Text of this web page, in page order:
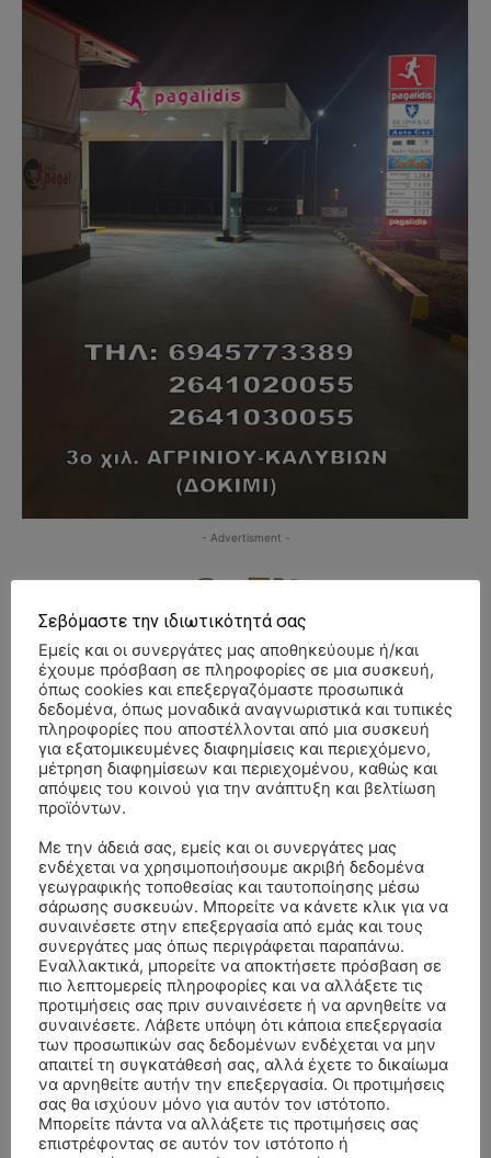
- Advertisment -
ΣΥΛΛΥΠΗΤΗΡΙΑ ΜΗΝΥΜΑΤΑ
ΠΑΝΑΓΙΩΤΗΣ IΩΑΚΕΙΜΙΔΗΣεπίΚΗΔΕΙΑ – ΔΕΥΤΕΡΑ 3/8/2026 –
ΣΠΥΡΙΔΟΥΛΑ Γ. ΣΕΪΤΑΝΙΔΟΥ ΕΤΩΝ 91
Αγγελική ΘωμουεπίΚΗΔΕΙΑ – ΔΕΥΤΕΡΑ 3/8/2026 – ΔΗΜΗΤΡΙΟΣ Σ.
ΤΣΙΛΙΚΗΣ ΕΤΩΝ 79
Δημήτριος ΔάτσικαςεπίΚΗΔΕΙΑ – ΠΑΡΑΣΚΕΥΗ 31/7/2026 –
ΚΩΝΣΤΑΝΤΙΝΟΣ Ε. ΛΑΙΜΟΔΕΤΗΣ ΕΤΩΝ 27
Σεβόμαστε την ιδιωτικότητά σας
Εμείς και οι συνεργάτες μας αποθηκεύουμε ή/και
έχουμε πρόσβαση σε πληροφορίες σε μια συσκευή,
όπως cookies και επεξεργαζόμαστε προσωπικά
δεδομένα, όπως μοναδικά αναγνωριστικά και τυπικές
πληροφορίες που αποστέλλονται από μια συσκευή
για εξατομικευμένες διαφημίσεις και περιεχόμενο,
μέτρηση διαφημίσεων και περιεχομένου, καθώς και
απόψεις του κοινού για την ανάπτυξη και βελτίωση
προϊόντων.
Με την άδειά σας, εμείς και οι συνεργάτες μας
ενδέχεται να χρησιμοποιήσουμε ακριβή δεδομένα
γεωγραφικής τοποθεσίας και ταυτοποίησης μέσω
σάρωσης συσκευών. Μπορείτε να κάνετε κλικ για να
συναινέσετε στην επεξεργασία από εμάς και τους
συνεργάτες μας όπως περιγράφεται παραπάνω.
Εναλλακτικά, μπορείτε να αποκτήσετε πρόσβαση σε
πιο λεπτομερείς πληροφορίες και να αλλάξετε τις
προτιμήσεις σας πριν συναινέσετε ή να αρνηθείτε να
συναινέσετε. Λάβετε υπόψη ότι κάποια επεξεργασία
των προσωπικών σας δεδομένων ενδέχεται να μην
απαιτεί τη συγκατάθεσή σας, αλλά έχετε το δικαίωμα
να αρνηθείτε αυτήν την επεξεργασία. Οι προτιμήσεις
σας θα ισχύουν μόνο για αυτόν τον ιστότοπο.
Μπορείτε πάντα να αλλάξετε τις προτιμήσεις σας
επιστρέφοντας σε αυτόν τον ιστότοπο ή